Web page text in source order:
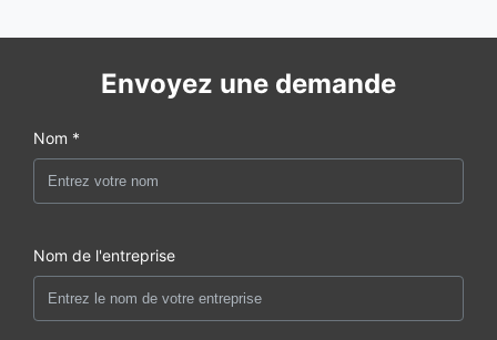
Envoyez une demande
Nom *
Nom de l'entreprise